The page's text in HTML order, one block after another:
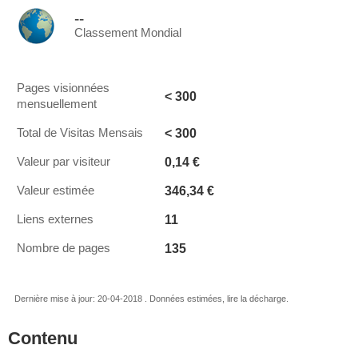
--
Classement Mondial
Pages visionnées
mensuellement
< 300
Total de Visitas Mensais < 300
Valeur par visiteur 0,14 €
Valeur estimée 346,34 €
Liens externes 11
Nombre de pages 135
Dernière mise à jour: 20-04-2018 . Données estimées, lire la décharge.
Contenu